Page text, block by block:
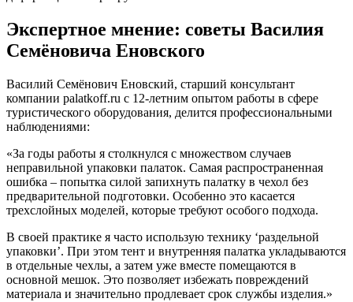
Экспертное мнение: советы Василия
Семёновича Еновского
Василий Семёнович Еновский, старший консультант
компании palatkoff.ru с 12-летним опытом работы в сфере
туристического оборудования, делится профессиональными
наблюдениями:
«За годы работы я столкнулся с множеством случаев
неправильной упаковки палаток. Самая распространенная
ошибка – попытка силой запихнуть палатку в чехол без
предварительной подготовки. Особенно это касается
трехслойных моделей, которые требуют особого подхода.
В своей практике я часто использую технику ‘раздельной
упаковки’. При этом тент и внутренняя палатка укладываются
в отдельные чехлы, а затем уже вместе помещаются в
основной мешок. Это позволяет избежать повреждений
материала и значительно продлевает срок службы изделия.»